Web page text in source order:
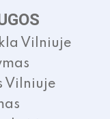
Vilniuje
Vilniuje